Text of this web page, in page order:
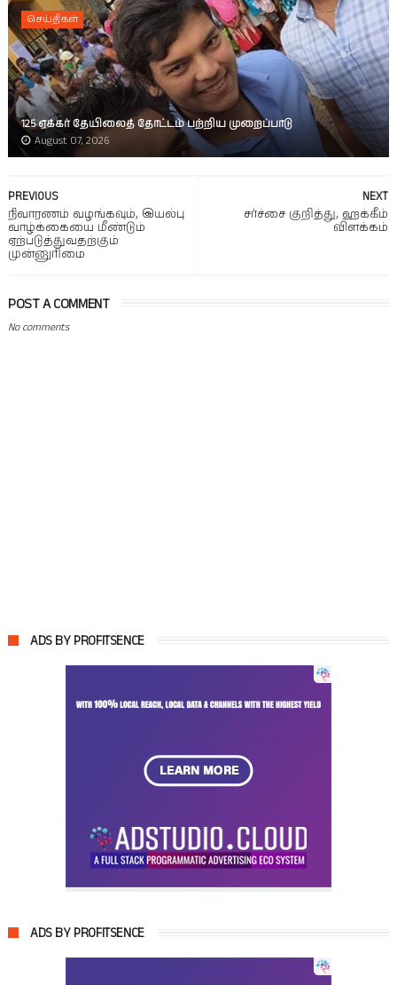
செய்திகள்
125 ஏக்கர் தேயிலைத் தோட்டம் பற்றிய முறைப்பாடு
August 07, 2026
NEXT
சர்ச்சை குறித்து, ஹக்கீம்
விளக்கம்
PREVIOUS
நிவாரணம் வழங்கவும், இயல்பு
வாழ்க்கையை மீண்டும்
ஏற்படுத்துவதற்கும்
முன்னுரிமை
POST A COMMENT
No comments
ADS BY PROFITSENCE
ADS BY PROFITSENCE